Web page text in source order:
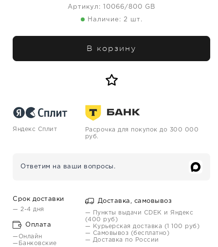
Артикул: 10066/800 GB
Наличие: 2 шт.
В корзину
Яндекс Сплит
Расрочка для покупок до 300 000
руб.
Ответим на ваши вопросы.
Срок доставки
— 2-4 дня
Оплата
—Онлайн
—Банковские
Доставка, самовывоз
— Пункты выдачи CDEK и Яндекс
(400 руб)
— Курьерская доставка (1 100 руб)
— Самовывоз (бесплатно)
— Доставка по России